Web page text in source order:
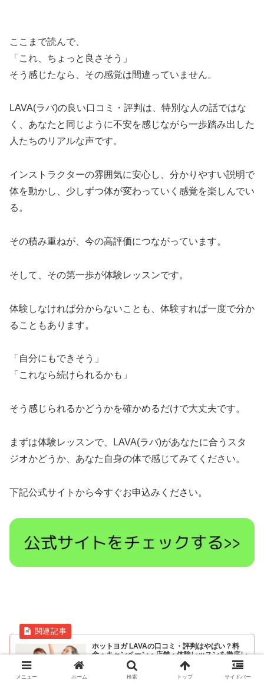
ここまで読んで、
「これ、ちょっと良さそう」
そう感じたなら、その感覚は間違っていません。
LAVA(ラバ)の良い口コミ・評判は、特別な人の話ではな
く、あなたと同じように不安を感じながら一歩踏み出した
人たちのリアルな声です。
インストラクターの雰囲気に安心し、分かりやすい説明で
体を動かし、少しずつ体が変わっていく感覚を楽しんでい
る。
その積み重ねが、今の高評価につながっています。
そして、その第一歩が体験レッスンです。
体験しなければ分からないことも、体験すれば一度で分か
ることもあります。
「自分にもできそう」
「これなら続けられるかも」
そう感じられるかどうかを確かめるだけで大丈夫です。
まずは体験レッスンで、LAVA(ラバ)があなたに合うスタ
ジオかどうか、あなた自身の体で感じてみてください。
下記公式サイトから今すぐお申込みください。
ホットヨガ LAVAの口コミ・評判はやばい？料
金・キャンペーン・店舗・体験レッスンを徹底レ
LAVAの悪い口コミ・評判、良い口コミ・評判、料金、キャ
ンペーン、メリット・デメリット、おすすめする人・おす
メニュー ホーム 検索 トップ サイドバー